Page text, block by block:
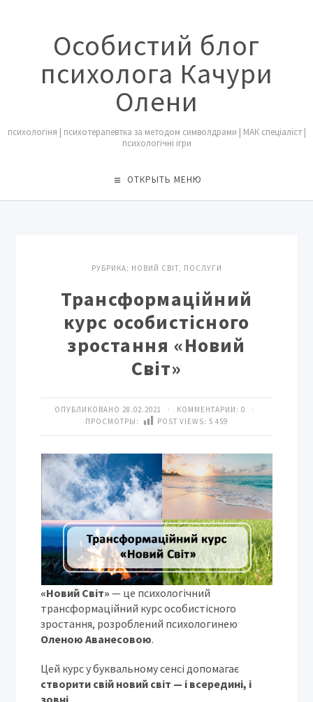
Особистий блог
психолога Качури
Олени
психологіня | психотерапевтка за методом символдрами | МАК спеціаліст |
психологічні ігри
ОТКРЫТЬ МЕНЮ
РУБРИКА: НОВИЙ СВІТ, ПОСЛУГИ
Трансформаційний
курс особистісного
зростання «Новий
Світ»
ОПУБЛИКОВАНО 28.02.2021 · КОММЕНТАРИИ: 0 ·
ПРОСМОТРЫ:
POST VIEWS: 5 459
«Новий Світ» — це психологічний
трансформаційний курс особистісного
зростання, розроблений психологинею
Оленою Аванесовою.
Цей курс у буквальному сенсі допомагає
створити свій новий світ — і всередині, і
зовні.